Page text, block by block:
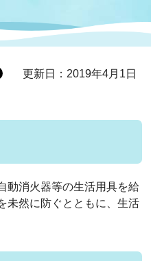
更新日：2019年4月1日
動消火器等の生活用具を給
未然に防ぐとともに、生活